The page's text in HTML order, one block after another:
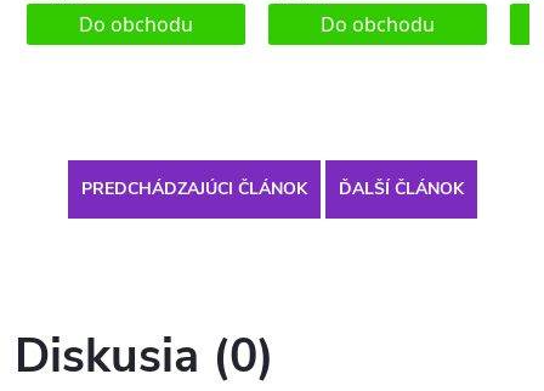
PREDCHÁDZAJÚCI ČLÁNOK ĎALŠÍ ČLÁNOK
Diskusia (0)